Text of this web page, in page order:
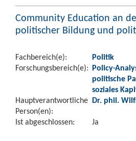
Community Education an
politischer Bildung und
Fachbereich(e):
Politik
Forschungsbereich(e): Policy-
politische
soziales
Hauptverantwortliche
Person(en):
Dr. phil.
Ist abgeschlossen: Ja